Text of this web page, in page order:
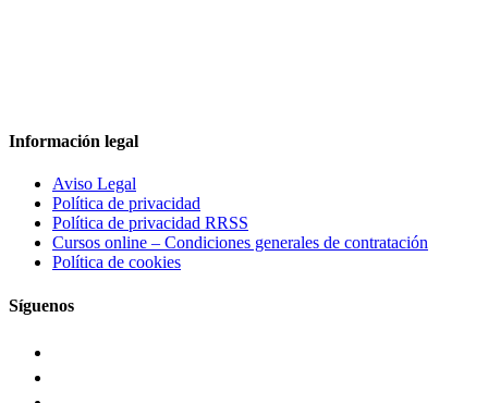
Información legal
Aviso Legal
Política de privacidad
Política de privacidad RRSS
Cursos online – Condiciones generales de contratación
Política de cookies
Síguenos